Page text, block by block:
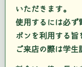
いただきます。
使用するには必ず
ポンを利用する旨
ご来店の際は学生